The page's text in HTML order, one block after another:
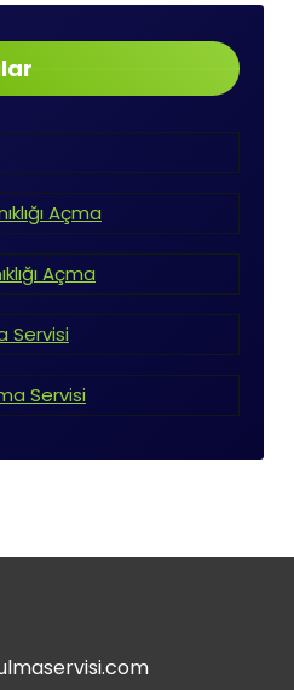
Açma
Açma
Servisi
Servisi